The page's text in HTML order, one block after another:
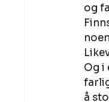
og
Og i
å